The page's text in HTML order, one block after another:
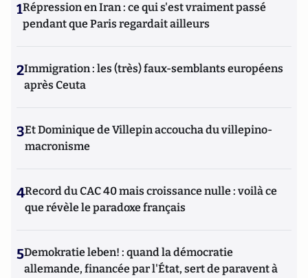
1Répression en Iran : ce qui s'est vraiment passé
pendant que Paris regardait ailleurs
2Immigration : les (très) faux-semblants européens
après Ceuta
3Et Dominique de Villepin accoucha du villepino-
macronisme
4Record du CAC 40 mais croissance nulle : voilà ce
que révèle le paradoxe français
5Demokratie leben! : quand la démocratie
allemande, financée par l'État, sert de paravent à